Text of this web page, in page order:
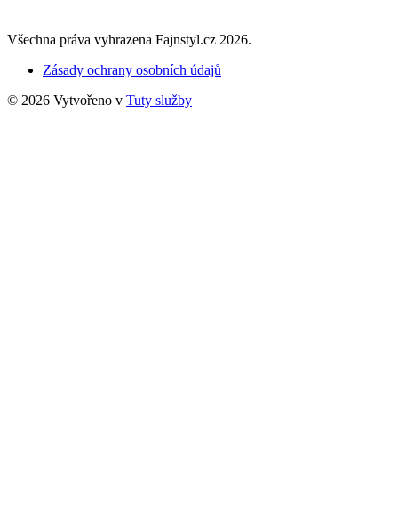
Všechna práva vyhrazena Fajnstyl.cz 2026.
Zásady ochrany osobních údajů
© 2026 Vytvořeno v Tuty služby